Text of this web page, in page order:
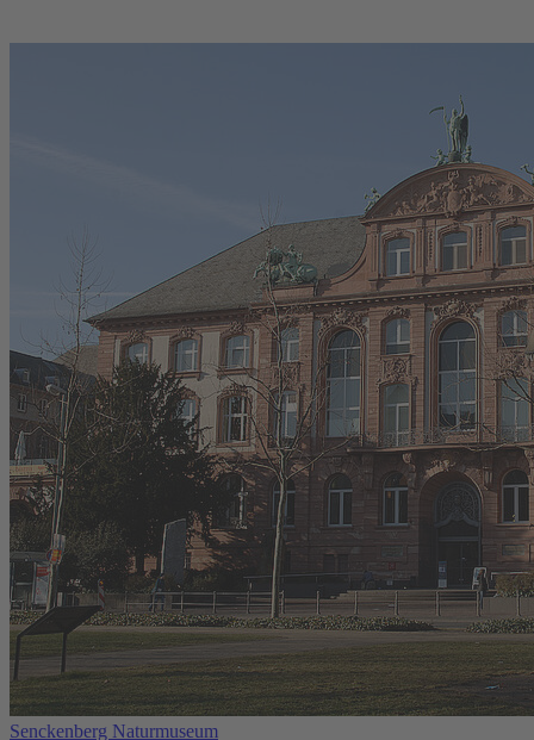
Senckenberg Naturmuseum